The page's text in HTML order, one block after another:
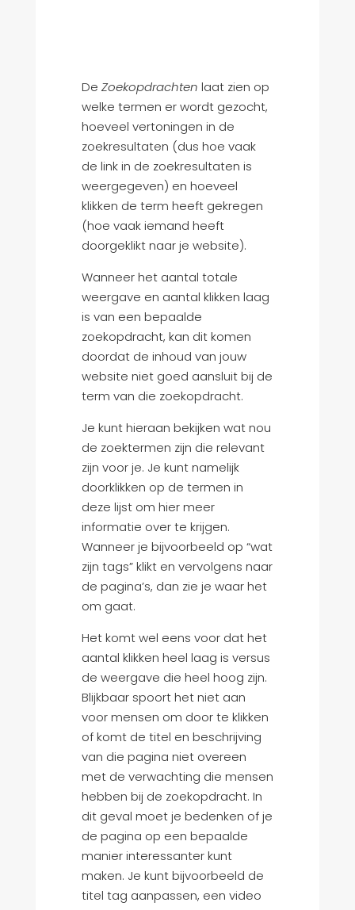
De Zoekopdrachten laat zien op
welke termen er wordt gezocht,
hoeveel vertoningen in de
zoekresultaten (dus hoe vaak
de link in de zoekresultaten is
weergegeven) en hoeveel
klikken de term heeft gekregen
(hoe vaak iemand heeft
doorgeklikt naar je website).
Wanneer het aantal totale
weergave en aantal klikken laag
is van een bepaalde
zoekopdracht, kan dit komen
doordat de inhoud van jouw
website niet goed aansluit bij de
term van die zoekopdracht.
Je kunt hieraan bekijken wat nou
de zoektermen zijn die relevant
zijn voor je. Je kunt namelijk
doorklikken op de termen in
deze lijst om hier meer
informatie over te krijgen.
Wanneer je bijvoorbeeld op “wat
zijn tags” klikt en vervolgens naar
de pagina’s, dan zie je waar het
om gaat.
Het komt wel eens voor dat het
aantal klikken heel laag is versus
de weergave die heel hoog zijn.
Blijkbaar spoort het niet aan
voor mensen om door te klikken
of komt de titel en beschrijving
van die pagina niet overeen
met de verwachting die mensen
hebben bij de zoekopdracht. In
dit geval moet je bedenken of je
de pagina op een bepaalde
manier interessanter kunt
maken. Je kunt bijvoorbeeld de
titel tag aanpassen, een video